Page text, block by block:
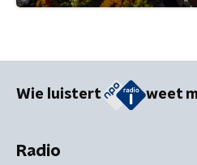
Wie luistert weet
Radio